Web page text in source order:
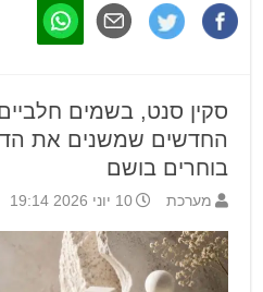
סקין סנט, בשמים
החדשים שמשנים את
בוחרים בושם
מערכת 10 יוני 2026 19:14